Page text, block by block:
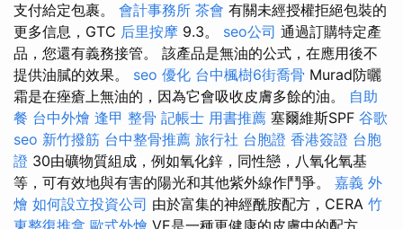
支付給定包裹。 會計事務所 茶會 有關未經授權拒絕包裝的
更多信息，GTC 后里按摩 9.3。 seo公司 通過訂購特定產
品，您還有義務接管。 該產品是無油的公式，在應用後不
提供油膩的效果。 seo 優化 台中楓樹6街喬骨 Murad防曬
霜是在痤瘡上無油的，因為它會吸收皮膚多餘的油。 自助
餐 台中外燴 逢甲 整骨 記帳士 用書推薦 塞爾維斯SPF 谷歌
seo 新竹撥筋 台中整骨推薦 旅行社 台胞證 香港簽證 台胞
證 30由礦物質組成，例如氧化鋅，同性戀，八氧化氧基
等，可有效地與有害的陽光和其他紫外線作鬥爭。 嘉義 外
燴 如何設立投資公司 由於富集的神經酰胺配方，CERA 竹
東整復推拿 歐式外燴 VE是一種更健康的皮膚中的配方。